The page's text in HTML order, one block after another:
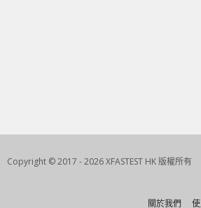
Copyright © 2017 - 2026 XFASTEST HK 版權所有
關於我們